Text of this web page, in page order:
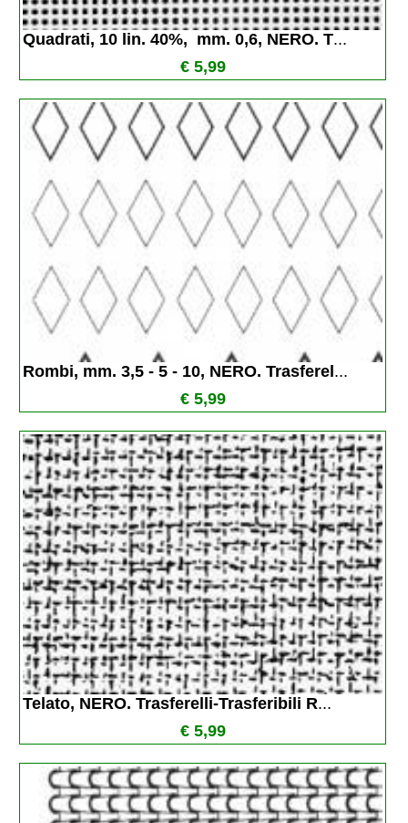
Quadrati, 10 lin. 40%,  mm. 0,6, NERO. T...
€ 5,99
Rombi, mm. 3,5 - 5 - 10, NERO. Trasferel ...
€ 5,99
Telato, NERO. Trasferelli-Trasferibili R...
€ 5,99